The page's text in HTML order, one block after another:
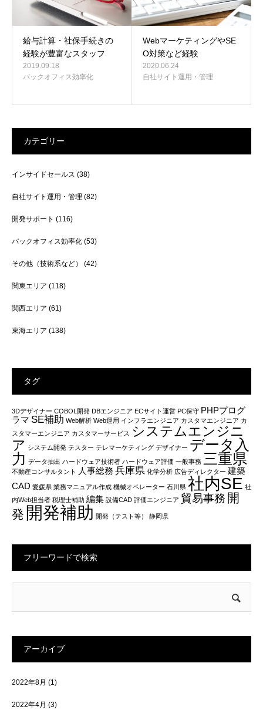
給与計算・社保手続きの
経験が豊富なスタッフ
2019.09.18
バックオフィス効率化
WebマーケティングやSE
O対策など経験
2020.06.24
自社サイト運用・管理
カテゴリー
インサイドセールス (38)
自社サイト運用・管理 (82)
開発サポート (116)
バックオフィス効率化 (53)
その他（技術系など） (42)
関東エリア (118)
関西エリア (61)
東海エリア (138)
タグ
3Dデザイナー COBOL開発 DBエンジニア ECサイト運営 PC保守 PHPプログ
ラマ SE補助 Web解析 Web運用 インフラエンジニア カスタマエンジニア カ
スタマーエンジニア カスタマーサービス システムエンジニ
ア システム開発 テスター テレマーケティング デザイナー データ入
力 データ抽出 ハードウェア技術者 ハードウェア評価 一般事務 三重県
不動産コンサルタント 人事総務 兵庫県 化学分析 広告ディレクター 建築
CAD 愛媛県 業務マニュアル作成 機械オペレーター 石川県 社内SE 社
内Web担当者 税理士補助 編集 設備CAD 評価エンジニア 貿易事務 開
発 開発補助 開発（テスト等） 静岡県
フリーワードで検索
アーカイブ
2022年8月 (1)
2022年4月 (3)